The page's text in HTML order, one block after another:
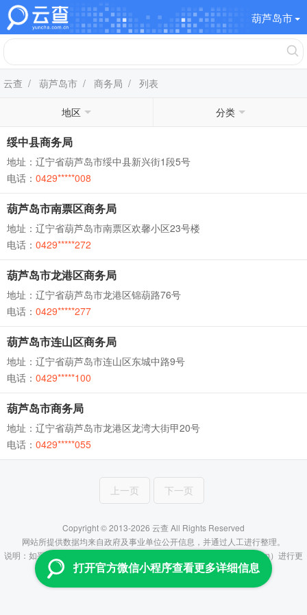
葫芦岛市
云查 / 葫芦岛市 / 商务局 / 列表
地区 分类
绥中县商务局
地址：辽宁省葫芦岛市绥中县新兴街1段5号
电话： 0429*****008
葫芦岛市南票区商务局
地址：辽宁省葫芦岛市南票区欢馨小区23号楼
电话： 0429*****272
葫芦岛市龙港区商务局
地址：辽宁省葫芦岛市龙港区锦葫路76号
电话： 0429*****277
葫芦岛市连山区商务局
地址：辽宁省葫芦岛市连山区东城中路9号
电话： 0429*****100
葫芦岛市商务局
地址：辽宁省葫芦岛市龙港区龙湾大街甲20号
电话： 0429*****055
上一页 下一页
Copyright © 2013-2026 云查 All Rights Reserved
网站所提供数据均来自政府及事业单位公开信息，并通过人工进行整理。
说明：如平台所提供信息有误，烦请联系管理员（fenzhiyun@aliyun.com）进行更
正，谢谢！
打开官方微信小程序查看更多详细信息